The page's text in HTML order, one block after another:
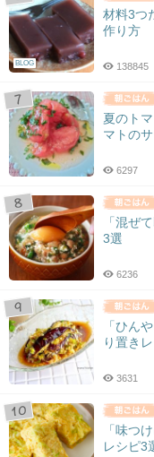
BLOG
材料3つ
作り方
138845
夏のト
マトのサ
6297
「混ぜ
3選
6236
「ひん
り置き
3631
「味つ
レシピ3